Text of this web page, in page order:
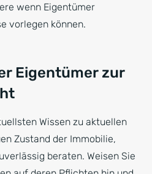
wenn Eigentümer
vorlegen können.
Eigentümer zur
Wissen zu aktuellen
Zustand der Immobilie,
beraten. Weisen Sie